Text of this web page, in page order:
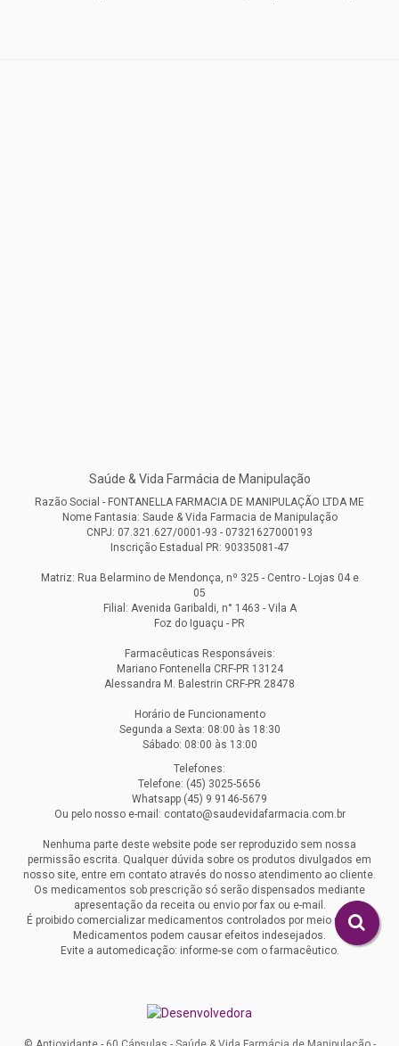
Saúde & Vida Farmácia de Manipulação
Razão Social - FONTANELLA FARMACIA DE MANIPULAÇÃO LTDA ME
Nome Fantasia: Saude & Vida Farmacia de Manipulação
CNPJ: 07.321.627/0001-93 - 07321627000193
Inscrição Estadual PR: 90335081-47
Matriz: Rua Belarmino de Mendonça, nº 325 - Centro - Lojas 04 e
05
Filial: Avenida Garibaldi, n° 1463 - Vila A
Foz do Iguaçu - PR
Farmacêuticas Responsáveis:
Mariano Fontenella CRF-PR 13124
Alessandra M. Balestrin CRF-PR 28478
Horário de Funcionamento
Segunda a Sexta: 08:00 às 18:30
Sábado: 08:00 às 13:00
Telefones:
Telefone: (45) 3025-5656
Whatsapp (45) 9 9146-5679
Ou pelo nosso e-mail: contato@saudevidafarmacia.com.br
Nenhuma parte deste website pode ser reproduzido sem nossa
permissão escrita. Qualquer dúvida sobre os produtos divulgados em
nosso site, entre em contato através do nosso atendimento ao cliente.
Os medicamentos sob prescrição só serão dispensados mediante
apresentação da receita ou envio por fax ou e-mail.
É proibido comercializar medicamentos controlados por meio remoto.
Medicamentos podem causar efeitos indesejados.
Evite a automedicação: informe-se com o farmacêutico.